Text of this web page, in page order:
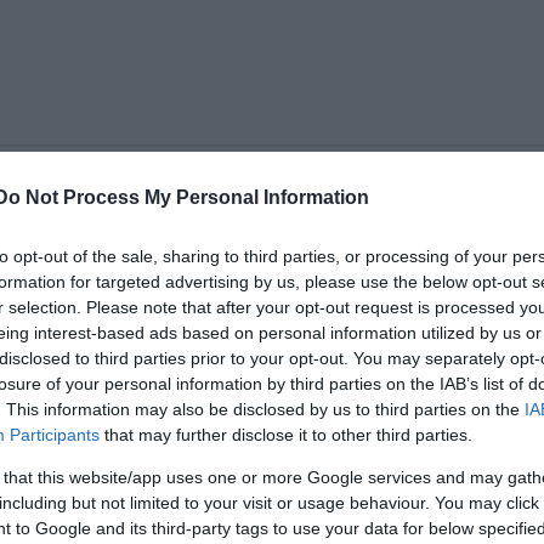
Not Process My Personal Information
opt-out of the sale, sharing to third parties, or processing of your
for targeted advertising by us, please use the below opt-out
selection. Please note that after your opt-out request is processed
interest-based ads based on personal information utilized by us
to third parties prior to your opt-out. You may separately
of your personal information by third parties on the IAB’s list of
This information may also be disclosed by us to third parties on the
Participants that may further disclose it to other third parties.
that this website/app uses one or more Google services and may
but not limited to your visit or usage behaviour. You may
to Google and its third-party tags to use your data for below
virággal és a Víg felirattal vagy látható! Kaktusz